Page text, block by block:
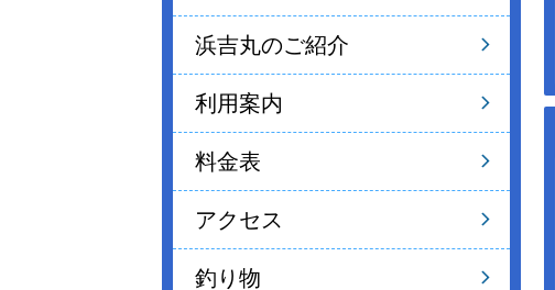
浜吉丸のご紹介
利用案内
料金表
アクセス
釣り物